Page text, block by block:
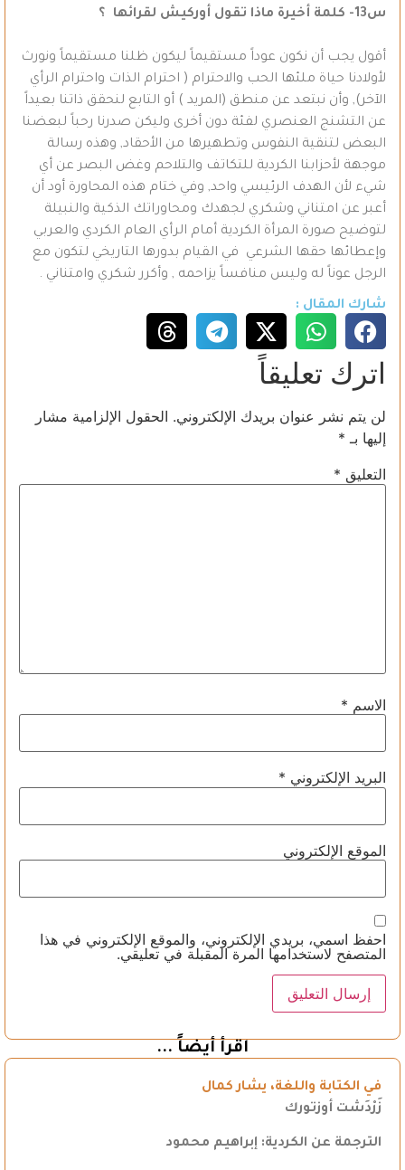
س13- كلمة أخيرة ماذا تقول أوركيش لقرائها ؟
أقول يجب أن نكون عوداً مستقيماً ليكون ظلنا مستقيماً ونورث
لأولادنا حياة ملئها الحب والاحترام ( احترام الذات واحترام الرأي
الآخر), وأن نبتعد عن منطق (المريد ) أو التابع لنحقق ذاتنا بعيداً
عن التشنج العنصري لفئة دون أخرى وليكن صدرنا رحباً لبعضنا
البعض لتنقية النفوس وتطهيرها من الأحقاد, وهذه رسالة
موجهة لأحزابنا الكردية للتكاتف والتلاحم وغض البصر عن أي
شيء لأن الهدف الرئيسي واحد, وفي ختام هذه المحاورة أود أن
أعبر عن امتناني وشكري لجهدك ومحاوراتك الذكية والنبيلة
لتوضيح صورة المرأة الكردية أمام الرأي العام الكردي والعربي
وإعطائها حقها الشرعي في القيام بدورها التاريخي لتكون مع
الرجل عوناً له وليس منافساً يزاحمه , وأكرر شكري وامتناني .
شارك المقال :
اترك تعليقاً
لن يتم نشر عنوان بريدك الإلكتروني. الحقول الإلزامية مشار
إليها بـ *
التعليق *
الاسم *
البريد الإلكتروني *
الموقع الإلكتروني
احفظ اسمي، بريدي الإلكتروني، والموقع الإلكتروني في هذا
المتصفح لاستخدامها المرة المقبلة في تعليقي.
اقرأ أيضاً ...
في الكتابة واللغة، يشار كمال
زَرْدَشت أوزتورك
الترجمة عن الكردية: إبراهيم محمود